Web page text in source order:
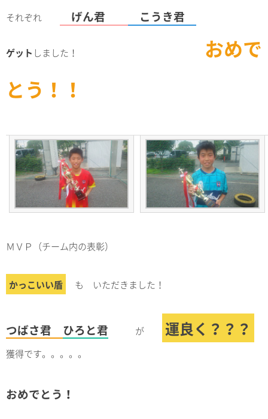
それぞれ げん君 こうき君
ゲット しました！
おめで
とう！！
ＭＶＰ（チーム内の表彰）
かっこいい盾 も いただきました！
つばさ君 ひろと君 が 運良く？？？
獲得です。。。。。
おめでとう！